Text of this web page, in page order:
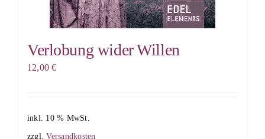
Verlobung wider Willen
12,00€
inkl. 10 % MwSt.
zzgl.Versandkosten